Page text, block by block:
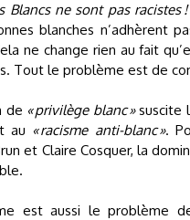
Blancs ne sont pas racistes !
blanches n’adhèrent
ne change rien au fait
Tout le problème est de
de « privilège blanc »suscite
au « racisme anti-blanc ».
et Claire Cosquer, la
est aussi le problème